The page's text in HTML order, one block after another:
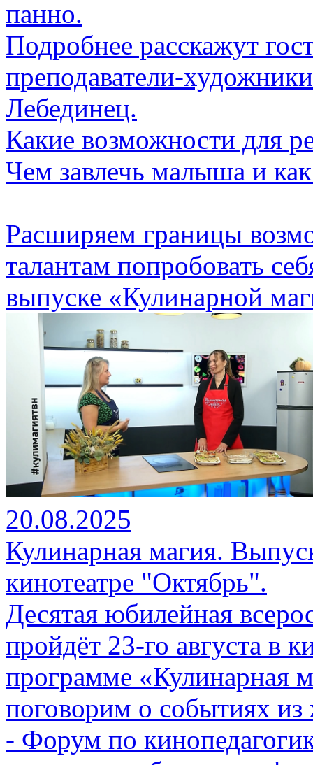
панно.
Подробнее расскажут
преподаватели-
Лебединец.
Какие возможности для
Чем завлечь малыша и
Расширяем границы
талантам попробовать
выпуске «Кулинарной
20.08.2025
Кулинарная магия.
кинотеатре "Октябрь".
Десятая юбилейная
пройдёт 23-го августа в
программе «Кулинарная
поговорим о событиях из
- Форум по